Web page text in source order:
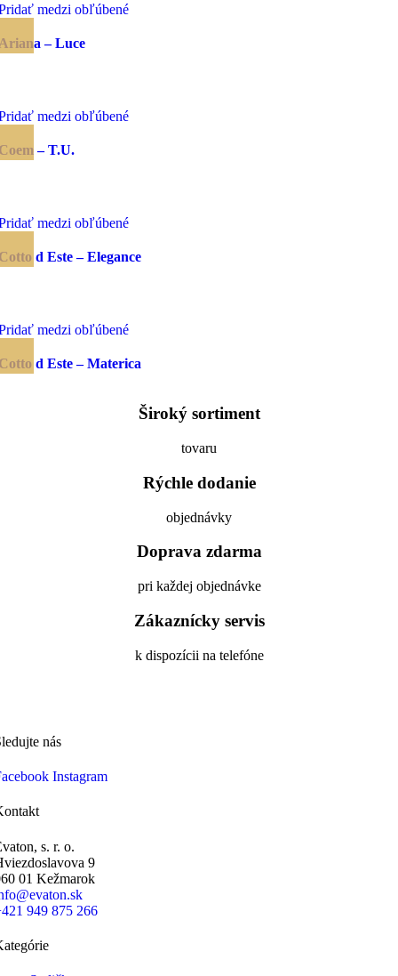
medzi obľúbené
– Luce
medzi obľúbené
– T.U.
medzi obľúbené
d Este – Elegance
medzi obľúbené
d Este – Materica
Široký sortiment
tovaru
Rýchle dodanie
objednávky
Doprava zdarma
pri každej objednávke
Zákaznícky servis
k dispozícii na telefóne
nás
Instagram
s. r. o.
9
01 Kežmarok
949 875 266